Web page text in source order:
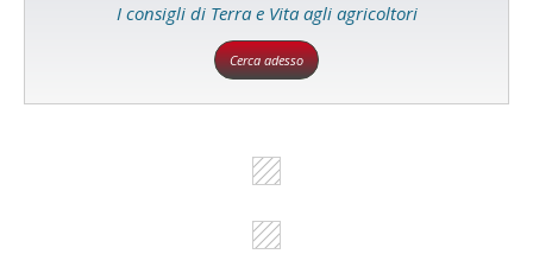
I consigli di Terra e Vita agli agricoltori
Cerca adesso